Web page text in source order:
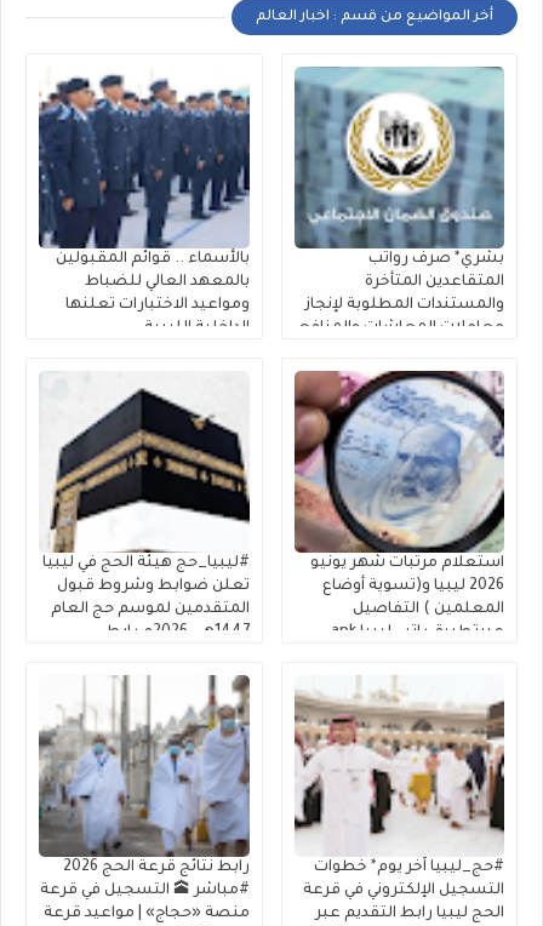
أخر المواضيع من قسم : اخبار العالم
بشري* صرف رواتب
المتقاعدين المتأخرة
والمستندات المطلوبة لإنجاز
معاملات المعاشات والمنافع
بالأسماء .. قوائم المقبولين
بالمعهد العالي للضباط
ومواعيد الاختبارات تعلنها
الداخلية الليبية
استعلام مرتبات شهر يونيو
2026 ليبيا و(تسوية أوضاع
المعلمين ) التفاصيل
عبرتطبيق راتبي ليبيا apk
#ليبيا_حج هيئة الحج في ليبيا
تعلن ضوابط وشروط قبول
المتقدمين لموسم حج العام
1447هـ – 2026م رابط
#حج_ليبيا آخر يوم* خطوات
التسجيل الإلكتروني في قرعة
الحج ليبيا رابط التقديم عبر
رابط نتائج قرعة الحج 2026
#مباشر 🕋 التسجيل في قرعة
منصة «حجاج» | مواعيد قرعة